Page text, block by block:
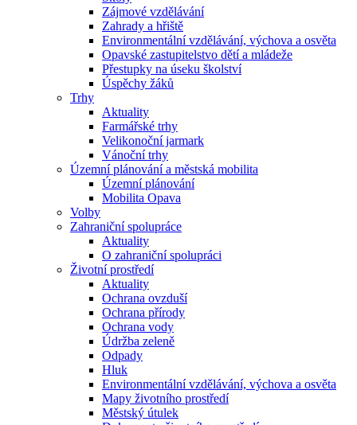
Zájmové vzdělávání
Zahrady a hřiště
Environmentální vzdělávání, výchova a osvěta
Opavské zastupitelstvo dětí a mládeže
Přestupky na úseku školství
Úspěchy žáků
Trhy
Aktuality
Farmářské trhy
Velikonoční jarmark
Vánoční trhy
Územní plánování a městská mobilita
Územní plánování
Mobilita Opava
Volby
Zahraniční spolupráce
Aktuality
O zahraniční spolupráci
Životní prostředí
Aktuality
Ochrana ovzduší
Ochrana přírody
Ochrana vody
Údržba zeleně
Odpady
Hluk
Environmentální vzdělávání, výchova a osvěta
Mapy životního prostředí
Městský útulek